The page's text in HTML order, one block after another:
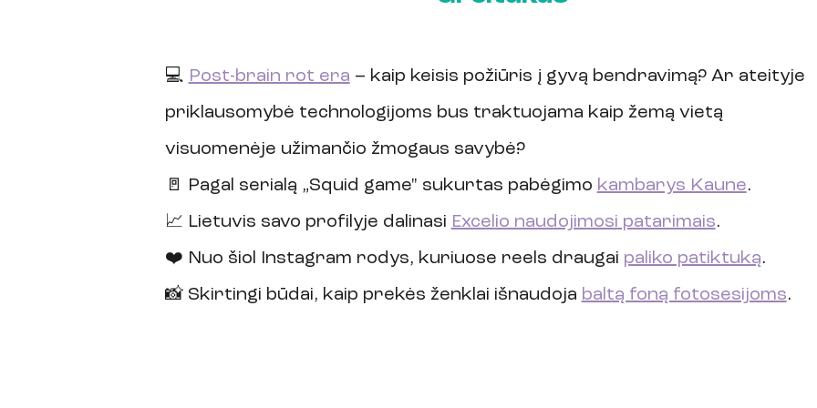
💻 Post-brain rot era – kaip keisis požiūris į gyvą bendravimą? Ar ateityje
priklausomybė technologijoms bus traktuojama kaip žemą vietą
visuomenėje užimančio žmogaus savybė?
🚪 Pagal serialą „Squid game" sukurtas pabėgimo kambarys Kaune.
📈 Lietuvis savo profilyje dalinasi Excelio naudojimosi patarimais.
❤️ Nuo šiol Instagram rodys, kuriuose reels draugai paliko patiktuką.
📸 Skirtingi būdai, kaip prekės ženklai išnaudoja baltą foną fotosesijoms.